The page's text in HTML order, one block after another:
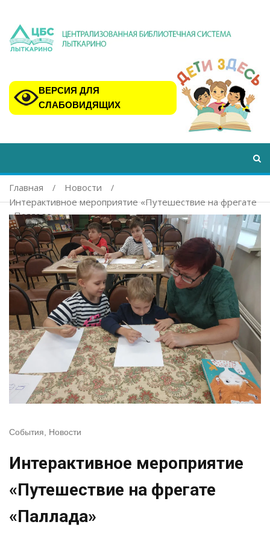
ВЕРСИЯ ДЛЯ
СЛАБОВИДЯЩИХ
Главная
Новости
Интерактивное мероприятие «Путешествие на фрегате
«Паллада»
События, Новости
Интерактивное мероприятие
«Путешествие на фрегате
«Паллада»